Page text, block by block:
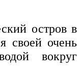
остров в
своей очень
вокруг